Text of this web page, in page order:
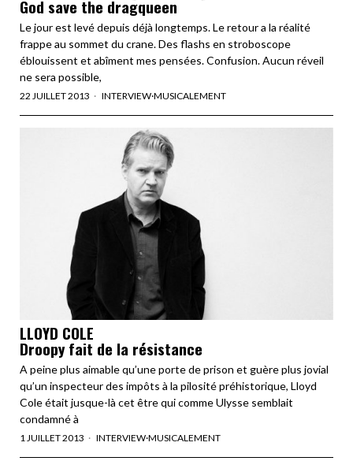
God save the dragqueen
Le jour est levé depuis déjà longtemps. Le retour a la réalité
frappe au sommet du crane. Des flashs en stroboscope
éblouissent et abîment mes pensées. Confusion. Aucun réveil
ne sera possible,
22 JUILLET 2013 INTERVIEW·MUSICALEMENT
LLOYD COLE
Droopy fait de la résistance
A peine plus aimable qu’une porte de prison et guère plus jovial
qu’un inspecteur des impôts à la pilosité préhistorique, Lloyd
Cole était jusque-là cet être qui comme Ulysse semblait
condamné à
1 JUILLET 2013 INTERVIEW·MUSICALEMENT